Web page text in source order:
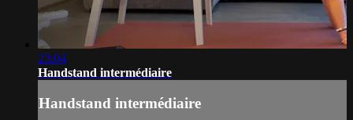
23:04
Handstand intermédiaire
Handstand intermédiaire